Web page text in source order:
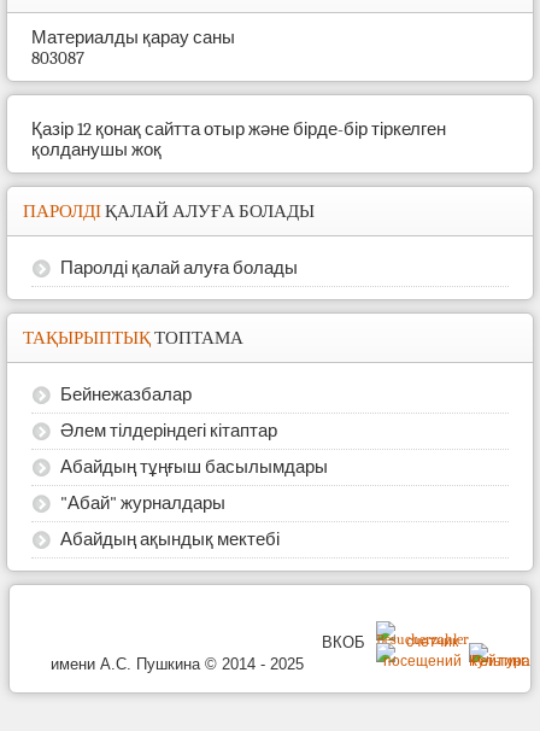
Материалды қарау саны
803087
Қазір 12 қонақ сайтта отыр және бірде-бір тіркелген
қолданушы жоқ
ПАРОЛДІҚАЛАЙ АЛУҒА БОЛАДЫ
Паролді қалай алуға болады
ТАҚЫРЫПТЫҚТОПТАМА
Бейнежазбалар
Әлем тілдеріндегі кітаптар
Абайдың тұңғыш басылымдары
"Абай" журналдары
Абайдың ақындық мектебі
ВКОБ
имени А.С. Пушкина © 2014 - 2025